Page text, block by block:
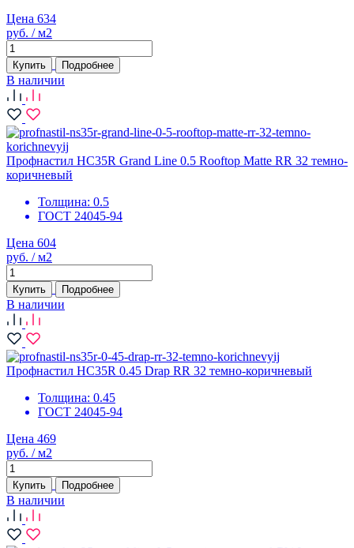
Цена 634
руб. / м2
Купить Подробнее
В наличии
Профнастил НС35R Grand Line 0.5 Rooftop Matte RR 32 темно-
коричневый
Толщина: 0.5
ГОСТ 24045-94
Цена 604
руб. / м2
Купить Подробнее
В наличии
Профнастил НС35R 0.45 Drap RR 32 темно-коричневый
Толщина: 0.45
ГОСТ 24045-94
Цена 469
руб. / м2
Купить Подробнее
В наличии